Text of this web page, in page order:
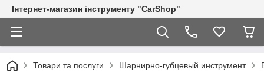
Інтернет-магазин інструменту "CarShop"
Товари та послуги Шарнирно-губцевый инструмент